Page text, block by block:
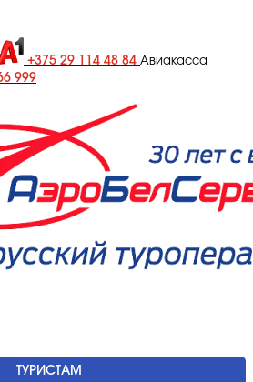
+375 29 114 48 84 Авиакасса
999
ТУРИСТАМ